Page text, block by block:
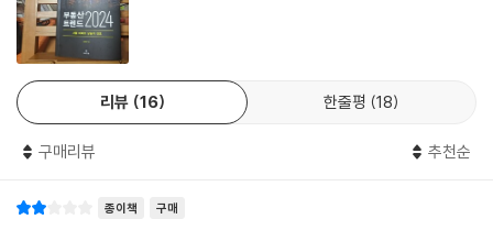
지역별 가격대의 차이는 명확하게 존재한다. 25평형 기준 가장 높은 가격
대를 보여주는 단지는 반포자이다. 반포자이는 같은 강남권의 도곡렉슬과
상당한 격차를 보여주며, 이 격차는 4~5년 전에 비해 확대되었다. 25평
형을 기준으로 송파구 엘리트는 강남구의 도곡렉슬과 가격 차이가 존재하
지 않았다(33평형은 과거부터 두 단지 간 격차가 존재했고 현재까지 유지
되고 있다). 두 단지는 2010년 대략 7억 원 중반대를 유지했고, 2018년까
어지고 있다. 강남·서초 권역과 송파·강동 권역의 분화를 보여주는 것으로
리뷰 16 한줄평 18
구매리뷰 추천순
종이책 구매